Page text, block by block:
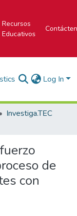
Recursos
Educativos
Log In
Investiga.TEC
de
con